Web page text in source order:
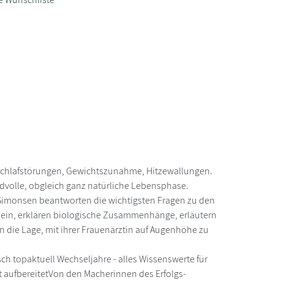
Gewichtszunahme, Hitzewallungen.
obgleich ganz natürliche Lebensphase.
beantworten die wichtigsten Fragen zu den
erklären biologische Zusammenhänge, erläutern
Lage, mit ihrer Frauenärztin auf Augenhöhe zu
topaktuell Wechseljahre - alles Wissenswerte für
den Macherinnen des Erfolgs-